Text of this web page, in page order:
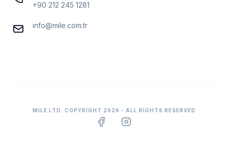
+90 212 245 1281
info@mile.com.tr
MILE LTD. COPYRIGHT 2026 - ALL RIGHTS RESERVED